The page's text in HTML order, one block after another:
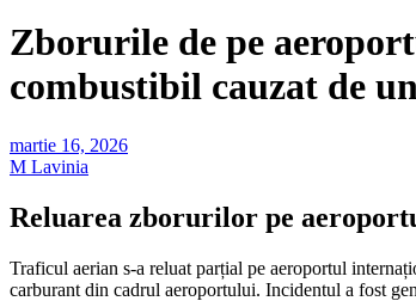
Zborurile de pe
combustibil cauzat de
martie 16, 2026
M Lavinia
Reluarea zborurilor pe
Traficul aerian s-a reluat parțial pe aeroportul
carburant din cadrul aeroportului. Incidentul a fost